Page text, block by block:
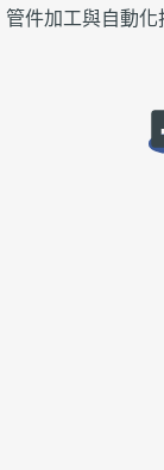
管件加工與自動